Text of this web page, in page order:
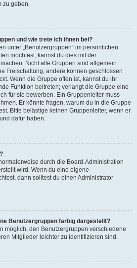
zu geben.
und wie trete ich ihnen bei?
unter „Benutzergruppen“ im persönlichen
möchtest, kannst du dies mit der
Nicht alle Gruppen sind allgemein
Freischaltung, andere können geschlossen
Wenn die Gruppe offen ist, kannst du ihr
Funktion beitreten; verlangt die Gruppe eine
für sie bewerben. Ein Gruppenleiter muss
Er könnte fragen, warum du in die Gruppe
Bitte belästige keinen Gruppenleiter, wenn er
dafür haben.
durch die Board-Administration
wird. Wenn du eine eigene
dann solltest du einen Administrator
Benutzergruppen farbig dargestellt?
möglich, den Benutzergruppen verschiedene
Mitglieder leichter zu identifizieren sind.